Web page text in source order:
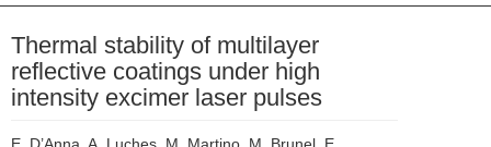
Thermal stability of multilayer
reflective coatings under high
intensity excimer laser pulses
E. D’Anna, A. Luches, M. Martino, M. Brunel, E.